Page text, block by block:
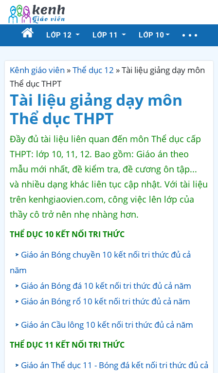
LỚP 12 LỚP 11 LỚP 10
Kênh giáo viên »Thể dục 12 »Tài liệu giảng dạy môn
Thể dục THPT
Tài liệu giảng dạy môn
Thể dục THPT
Đầy đủ tài liệu liên quan đến môn Thể dục cấp
THPT: lớp 10, 11, 12. Bao gồm: Giáo án theo
mẫu mới nhất, đề kiểm tra, đề cương ôn tập...
và nhiều dạng khác liên tục cập nhật. Với tài liệu
trên kenhgiaovien.com, công việc lên lớp của
thầy cô trở nên nhẹ nhàng hơn.
THỂ DỤC 10 KẾT NỐI TRI THỨC
Giáo án Bóng chuyền 10 kết nối tri thức đủ cả
năm
Giáo án Bóng đá 10 kết nối tri thức đủ cả năm
Giáo án Bóng rổ 10 kết nối tri thức đủ cả năm
Giáo án Cầu lông 10 kết nối tri thức đủ cả năm
THỂ DỤC 11 KẾT NỐI TRI THỨC
Giáo án Thể dục 11 - Bóng đá kết nối tri thức đủ cả